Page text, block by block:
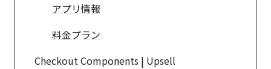
アプリ情報
料金プラン
Checkout Components | Upsell